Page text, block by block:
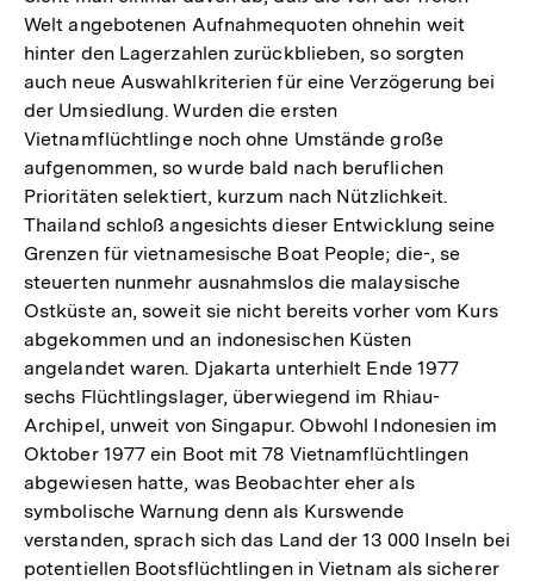
Welt angebotenen Aufnahmequoten ohnehin weit
hinter den Lagerzahlen zurückblieben, so sorgten
auch neue Auswahlkriterien für eine Verzögerung bei
der Umsiedlung. Wurden die ersten
Vietnamflüchtlinge noch ohne Umstände große
aufgenommen, so wurde bald nach beruflichen
Prioritäten selektiert, kurzum nach Nützlichkeit.
Thailand schloß angesichts dieser Entwicklung seine
Grenzen für vietnamesische Boat People; die-, se
steuerten nunmehr ausnahmslos die malaysische
Ostküste an, soweit sie nicht bereits vorher vom Kurs
abgekommen und an indonesischen Küsten
angelandet waren. Djakarta unterhielt Ende 1977
sechs Flüchtlingslager, überwiegend im Rhiau-
Archipel, unweit von Singapur. Obwohl Indonesien im
Oktober 1977 ein Boot mit 78 Vietnamflüchtlingen
abgewiesen hatte, was Beobachter eher als
symbolische Warnung denn als Kurswende
verstanden, sprach sich das Land der 13 000 Inseln bei
potentiellen Bootsflüchtlingen in Vietnam als sicherer